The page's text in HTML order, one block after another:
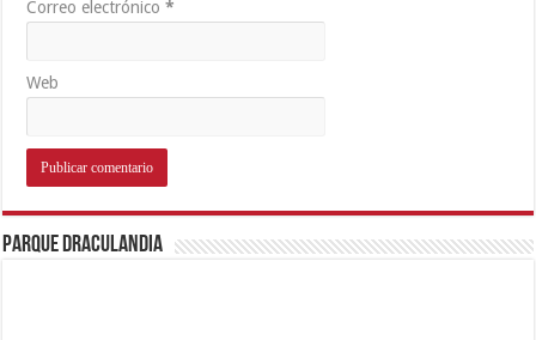
Correo electrónico*
Web
Parque Draculandia